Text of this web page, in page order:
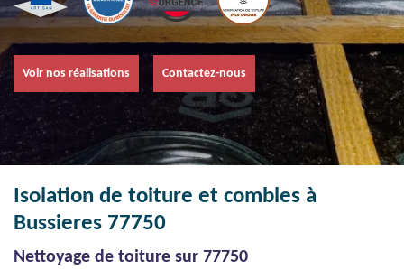
Voir nos réalisations Contactez-nous
Isolation de toiture et combles à
Bussieres 77750
Nettoyage de toiture sur 77750